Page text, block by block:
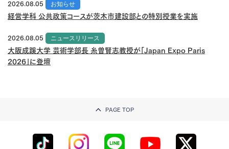
2026.08.05
お知らせ
経営学科 公共政策コースが茨木市建設部との特別授業を実施
2026.08.05
ニュースリリース
大阪成蹊大学 芸術学部長 糸曽賢志教授が「Japan Expo Paris
2026」に登壇
PAGE TOP